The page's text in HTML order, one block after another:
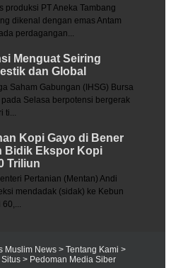
produksi PT Aneka Tambang
dikenal dengan emas Antam
perdagangan...
Menguat Seiring
dan Global
Saham Gabungan (IHSG) Bursa
pada Selasa berpotensi bergerak
Kopi Gayo di Bener
Bidik Ekspor Kopi
Triliun
Pertanian (Mentan) Andi
mendadak (sidak) ke Kebun
Muslim News > Tentang Kami >
> Pedoman Media Siber